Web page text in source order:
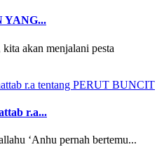
YANG...
akan menjalani pesta
r.a...
‘Anhu pernah bertemu...